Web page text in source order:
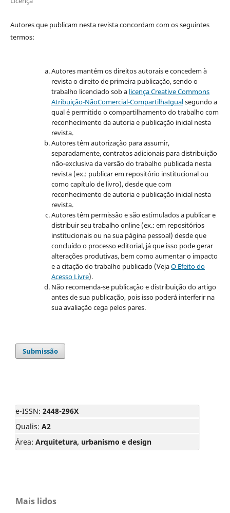
Autores que publicam nesta revista concordam com os seguintes
termos:
Autores mantém os direitos autorais e concedem à
revista o direito de primeira publicação, sendo o
trabalho licenciado sob a licença Creative Commons
Atribuição-NãoComercial-CompartilhaIgualsegundo a
qual é permitido o compartilhamento do trabalho com
reconhecimento da autoria e publicação inicial nesta
revista.
Autores têm autorização para assumir,
separadamente, contratos adicionais para distribuição
não-exclusiva da versão do trabalho publicada nesta
revista (ex.: publicar em repositório institucional ou
como capítulo de livro), desde que com
reconhecimento de autoria e publicação inicial nesta
revista.
Autores têm permissão e são estimulados a publicar e
distribuir seu trabalho online (ex.: em repositórios
institucionais ou na sua página pessoal) desde que
concluído o processo editorial, já que isso pode gerar
alterações produtivas, bem como aumentar o impacto
e a citação do trabalho publicado (VejaO Efeito do
Acesso Livre).
Não recomenda-se publicação e distribuição do artigo
antes de sua publicação, pois isso poderá interferir na
sua avaliação cega pelos pares.
Submissão
e-ISSN: 2448-296X
Qualis: A2
Área: Arquitetura, urbanismo e design
Mais lidos